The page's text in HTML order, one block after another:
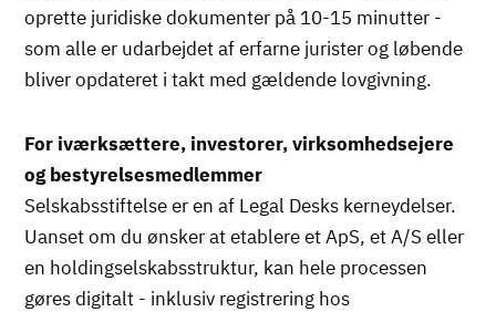
oprette juridiske dokumenter på 10-15 minutter -
som alle er udarbejdet af erfarne jurister og løbende
bliver opdateret i takt med gældende lovgivning.
For iværksættere, investorer, virksomhedsejere
og bestyrelsesmedlemmer
Selskabsstiftelse er en af Legal Desks kerneydelser.
Uanset om du ønsker at etablere et ApS, et A/S eller
en holdingselskabsstruktur, kan hele processen
gøres digitalt - inklusiv registrering hos